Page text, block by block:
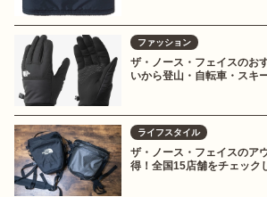
ファッション
ザ・ノース・フェイスのお
いから登山・自転車・スキ
ライフスタイル
ザ・ノース・フェイスのア
得！全国15店舗をチェック